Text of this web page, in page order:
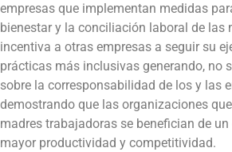
empresas que implementan medidas
bienestar y la conciliación laboral de las
incentiva a otras empresas a seguir su
prácticas más inclusivas generando, no
sobre la corresponsabilidad de los y las
demostrando que las organizaciones
madres trabajadoras se benefician de
mayor productividad y competitividad.